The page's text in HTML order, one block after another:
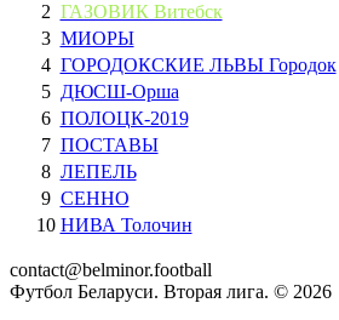
2 ГАЗОВИК Витебск
3 МИОРЫ
4 ГОРОДОКСКИЕ ЛЬВЫ Городок
5 ДЮСШ-Орша
6 ПОЛОЦК-2019
7 ПОСТАВЫ
8 ЛЕПЕЛЬ
9 СЕННО
10 НИВА Толочин
contact@belminor.football
Футбол Беларуси. Вторая лига. © 2026